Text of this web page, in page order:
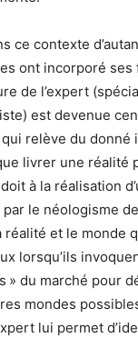
ce contexte
ont incorporé ses
de l’expert
est devenue
relève du donné
livrer une réalité
à la réalisation
le néologisme de
et le monde
lorsqu’ils
» du marché pour
mondes
lui permet